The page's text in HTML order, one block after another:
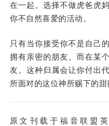
在一起。选择不做虎爸虎
你不自然喜爱的活动。
只有当你接受你不是自己
拥有亲密的朋友。而在某
友。这种归属会让你付出
所面对的这位神所赐下的甜
原文刊载于福音联盟